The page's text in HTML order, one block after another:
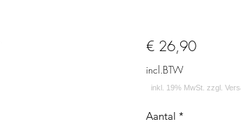
€ 26,90Prijs
incl.BTW
Aantal *